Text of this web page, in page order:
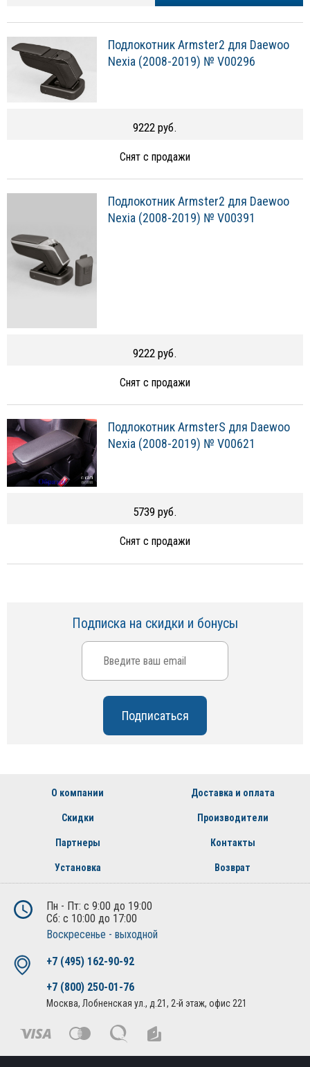
Подлокотник Armster2 для Daewoo
Nexia (2008-2019) № V00296
9222 руб.
Снят с продажи
Подлокотник Armster2 для Daewoo
Nexia (2008-2019) № V00391
9222 руб.
Снят с продажи
Подлокотник ArmsterS для Daewoo
Nexia (2008-2019) № V00621
5739 руб.
Снят с продажи
Подписка на скидки и бонусы
О компании Доставка и оплата
Скидки Производители
Партнеры Контакты
Установка Возврат
Пн - Пт: с 9:00 до 19:00
Сб: с 10:00 до 17:00
Воскресенье - выходной
+7 (495) 162-90-92
+7 (800) 250-01-76
Москва, Лобненская ул., д.21, 2-й этаж, офис 221